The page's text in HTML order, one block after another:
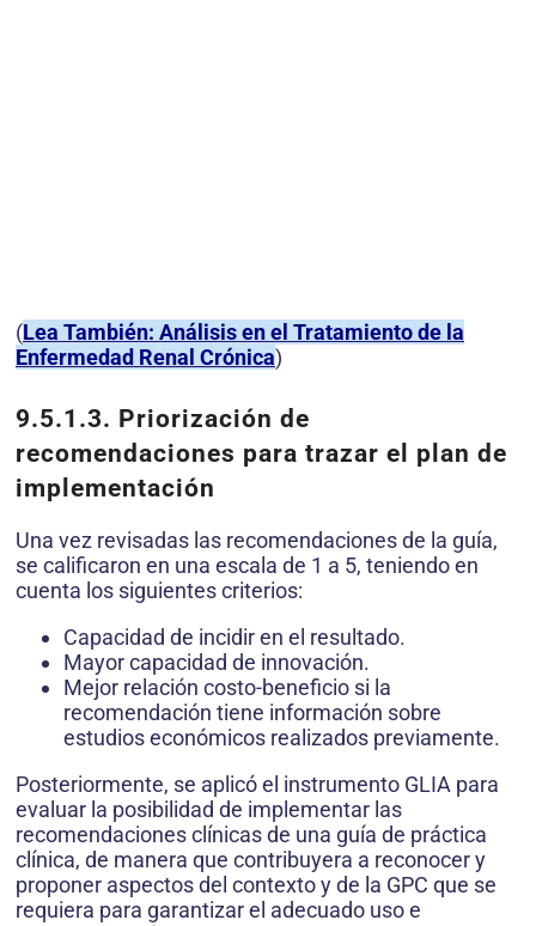
(Lea También: Análisis en el Tratamiento de la
Enfermedad Renal Crónica)
9.5.1.3. Priorización de
recomendaciones para trazar el plan de
implementación
Una vez revisadas las recomendaciones de la guía,
se calificaron en una escala de 1 a 5, teniendo en
cuenta los siguientes criterios:
Capacidad de incidir en el resultado.
Mayor capacidad de innovación.
Mejor relación costo-beneficio si la
recomendación tiene información sobre
estudios económicos realizados previamente.
Posteriormente, se aplicó el instrumento GLIA para
evaluar la posibilidad de implementar las
recomendaciones clínicas de una guía de práctica
clínica, de manera que contribuyera a reconocer y
proponer aspectos del contexto y de la GPC que se
requiera para garantizar el adecuado uso e